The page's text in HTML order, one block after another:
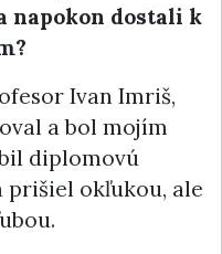
napokon dostali k
Ivan Imriš,
a bol mojím
diplomovú
prišiel okľukou, ale